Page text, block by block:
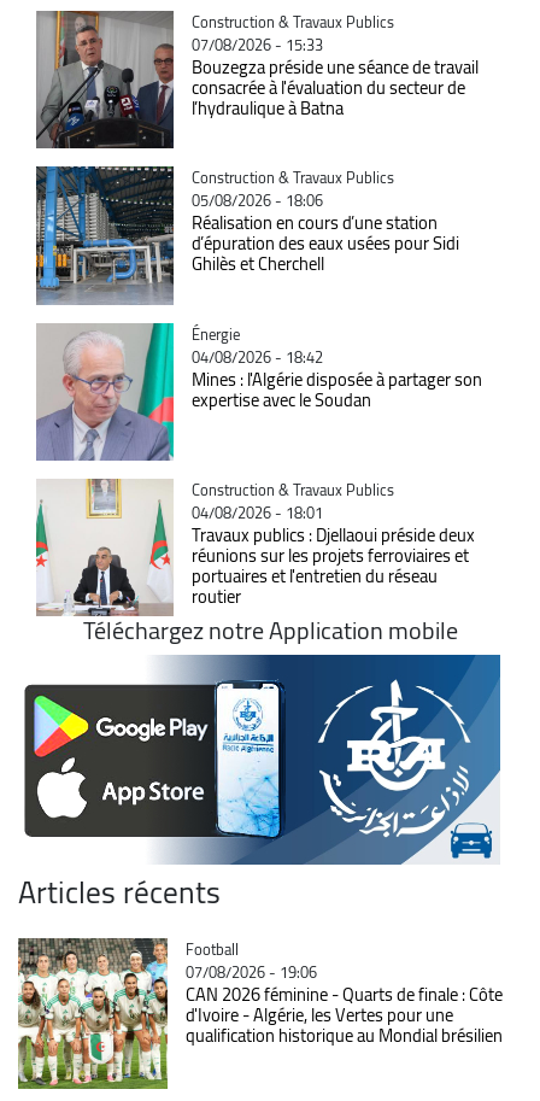
Catégorie
Construction & Travaux Publics
07/08/2026 - 15:33
Bouzegza préside une séance de travail
consacrée à l'évaluation du secteur de
l’hydraulique à Batna
Catégorie
Construction & Travaux Publics
05/08/2026 - 18:06
Réalisation en cours d’une station
d’épuration des eaux usées pour Sidi
Ghilès et Cherchell
Catégorie
Énergie
04/08/2026 - 18:42
Mines : l'Algérie disposée à partager son
expertise avec le Soudan
Catégorie
Construction & Travaux Publics
04/08/2026 - 18:01
Travaux publics : Djellaoui préside deux
réunions sur les projets ferroviaires et
portuaires et l'entretien du réseau
routier
Téléchargez notre Application mobile
Articles récents
Catégorie
Football
07/08/2026 - 19:06
CAN 2026 féminine - Quarts de finale : Côte
d'Ivoire - Algérie, les Vertes pour une
qualification historique au Mondial brésilien